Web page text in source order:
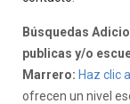
Búsquedas
publicas y/o
Marrero: Haz clic
ofrecen un nivel